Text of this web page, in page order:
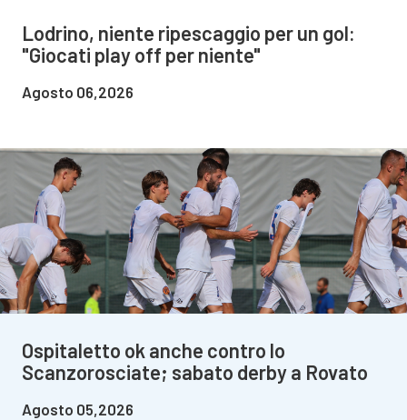
Lodrino, niente ripescaggio per un gol:
"Giocati play off per niente"
Agosto 06,2026
Ospitaletto ok anche contro lo
Scanzorosciate; sabato derby a Rovato
Agosto 05,2026